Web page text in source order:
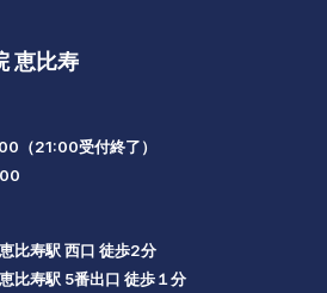
恵比寿
（21:00受付終了）
比寿駅 西口 徒歩2分
比寿駅 5番出口 徒歩１分